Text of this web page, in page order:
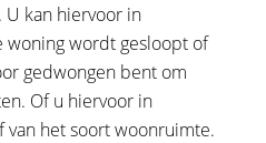
. U kan hiervoor in
woning wordt gesloopt of
gedwongen bent om
Of u hiervoor in
van het soort woonruimte.